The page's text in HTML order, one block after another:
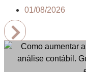
01/08/2026